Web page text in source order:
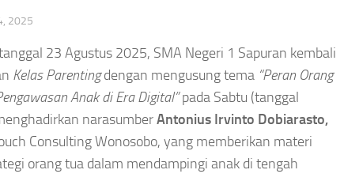
2025
23 Agustus 2025, SMA Negeri 1 Sapuran kembali
Kelas Parentingdengan mengusung tema “Peran Orang
Anak di Era Digital”pada Sabtu (tanggal
narasumberAntonius Irvinto Dobiarasto,
Consulting Wonosobo, yang memberikan materi
orang tua dalam mendampingi anak di tengah